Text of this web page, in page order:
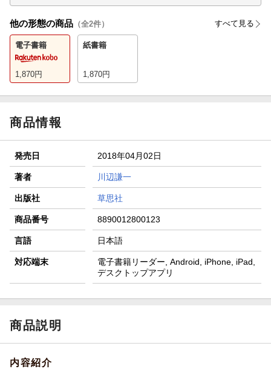
他の形態の商品 （全2件） すべて見る
電子書籍
1,870円
紙書籍
1,870円
商品情報
発売日 2018年04月02日
著者 川辺謙一
出版社 草思社
商品番号 8890012800123
言語 日本語
対応端末
電子書籍リーダー, Android, iPhone, iPad,
デスクトップアプリ
商品説明
内容紹介